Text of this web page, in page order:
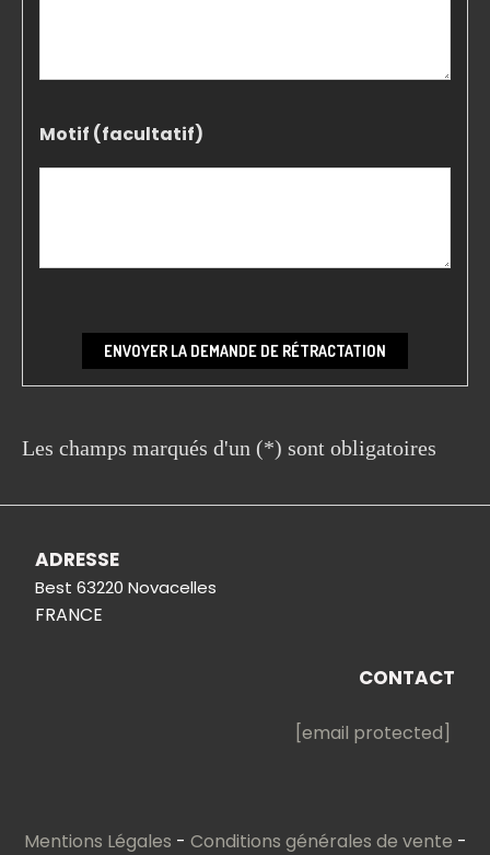
Motif (facultatif)
ENVOYER LA DEMANDE DE RÉTRACTATION
Les champs marqués d'un (*) sont obligatoires
ADRESSE
Best 63220 Novacelles
FRANCE
CONTACT
[email protected]
Mentions Légales Conditions générales de vente